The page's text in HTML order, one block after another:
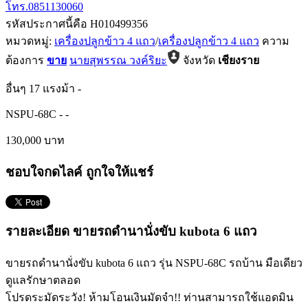
โทร.0851130060
รหัสประกาศนี้คือ H010499356
หมวดหมู่: เครื่องปลูกข้าว 4 แถว/เครื่องปลูกข้าว 4 แถว ความ
ต้องการ ขาย นายสุพรรณ วงค์ริยะ จังหวัด เชียงราย
อื่นๆ 17 แรงม้า -
NSPU-68C - -
130,000 บาท
ชอบใจกดไลค์ ถูกใจให้แชร์
รายละเอียด ขายรถดำนานั่งขับ kubota 6 แถว
ขายรถดำนานั่งขับ kubota 6 แถว รุ่น NSPU-68C รถบ้าน มือเดียว
ดูแลรักษาตลอด
โปรดระมัดระวัง! ห้ามโอนเงินมัดจำ!! ท่านสามารถใช้แอดมิน